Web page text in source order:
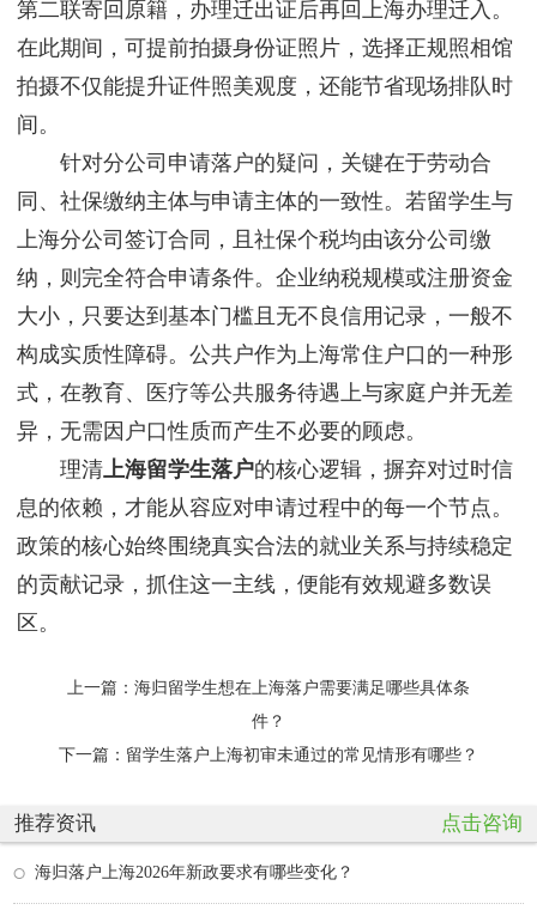
第二联寄回原籍，办理迁出证后再回上海办理迁入。
在此期间，可提前拍摄身份证照片，选择正规照相馆
拍摄不仅能提升证件照美观度，还能节省现场排队时
间。
针对分公司申请落户的疑问，关键在于劳动合
同、社保缴纳主体与申请主体的一致性。若留学生与
上海分公司签订合同，且社保个税均由该分公司缴
纳，则完全符合申请条件。企业纳税规模或注册资金
大小，只要达到基本门槛且无不良信用记录，一般不
构成实质性障碍。公共户作为上海常住户口的一种形
式，在教育、医疗等公共服务待遇上与家庭户并无差
异，无需因户口性质而产生不必要的顾虑。
理清上海留学生落户的核心逻辑，摒弃对过时信
息的依赖，才能从容应对申请过程中的每一个节点。
政策的核心始终围绕真实合法的就业关系与持续稳定
的贡献记录，抓住这一主线，便能有效规避多数误
区。
上一篇： 海归留学生想在上海落户需要满足哪些具体条
件？
下一篇： 留学生落户上海初审未通过的常见情形有哪些？
推荐资讯 点击咨询
海归落户上海2026年新政要求有哪些变化？